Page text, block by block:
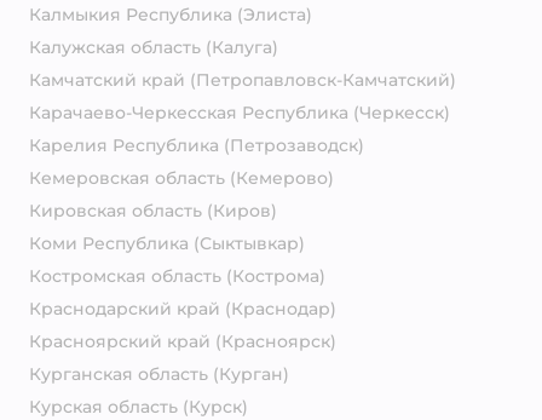
Калмыкия Республика (Элиста)
Калужская область (Калуга)
Камчатский край (Петропавловск-Камчатский)
Карачаево-Черкесская Республика (Черкесск)
Карелия Республика (Петрозаводск)
Кемеровская область (Кемерово)
Кировская область (Киров)
Коми Республика (Сыктывкар)
Костромская область (Кострома)
Краснодарский край (Краснодар)
Красноярский край (Красноярск)
Курганская область (Курган)
Курская область (Курск)